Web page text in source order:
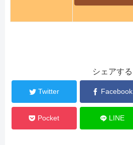
シェアする
Twitter Facebook
Pocket LINE